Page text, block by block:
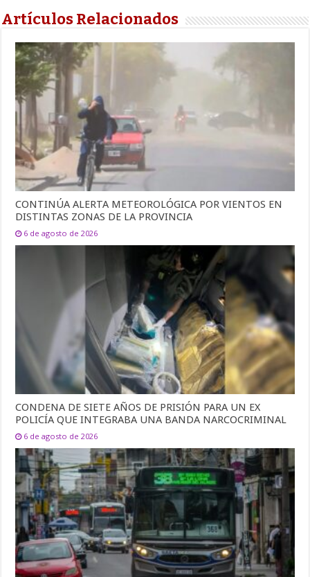
Artículos Relacionados
CONTINÚA ALERTA METEOROLÓGICA POR VIENTOS EN
DISTINTAS ZONAS DE LA PROVINCIA
6 de agosto de 2026
CONDENA DE SIETE AÑOS DE PRISIÓN PARA UN EX
POLICÍA QUE INTEGRABA UNA BANDA NARCOCRIMINAL
6 de agosto de 2026